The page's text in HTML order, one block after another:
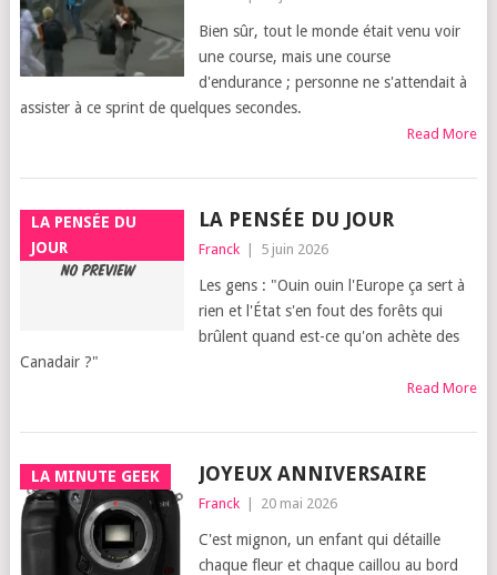
Bien sûr, tout le monde était venu voir
une course, mais une course
d'endurance ; personne ne s'attendait à
assister à ce sprint de quelques secondes.
Read More
LA PENSÉE DU
JOUR
LA PENSÉE DU JOUR
Franck 5 juin 2026
Les gens : "Ouin ouin l'Europe ça sert à
rien et l'État s'en fout des forêts qui
brûlent quand est-ce qu'on achète des
Canadair ?"
Read More
LA MINUTE GEEK JOYEUX ANNIVERSAIRE
Franck 20 mai 2026
C'est mignon, un enfant qui détaille
chaque fleur et chaque caillou au bord